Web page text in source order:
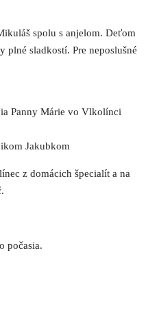
spolu s anjelom. Deťom
sladkostí. Pre neposlušné
Panny Márie vo Vlkolínci
Jakubkom
z domácich špecialít a na
počasia.